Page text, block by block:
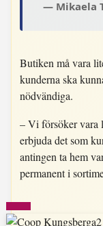
Mikaela
Butiken må vara
kunderna ska
nödvändiga.
– Vi försöker vara
erbjuda det som
antingen ta hem
permanent i